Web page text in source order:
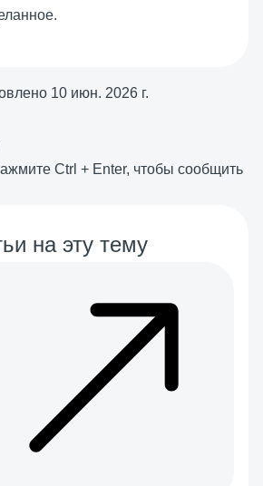
10 июн. 2026 г.
Ctrl + Enter, чтобы сообщить
на эту тему